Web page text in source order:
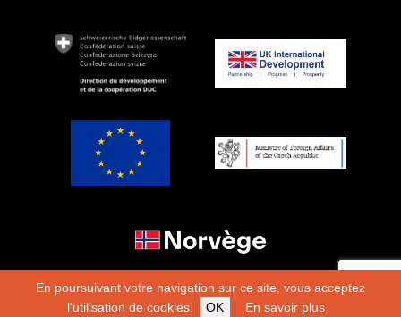
En poursuivant votre navigation sur ce site, vous acceptez
l'utilisation de cookies.
OK En savoir plus